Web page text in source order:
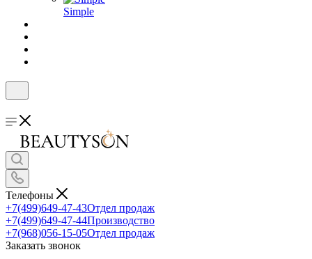
Simple
Телефоны
+7(499)649-47-43Отдел продаж
+7(499)649-47-44Производство
+7(968)056-15-05Отдел продаж
Заказать звонок